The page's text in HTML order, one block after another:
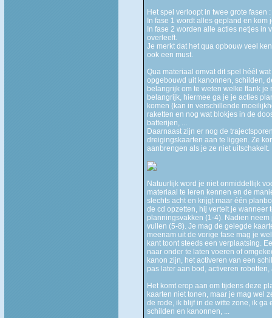
Het spel verloopt in twee grote fasen :
In fase 1 wordt alles gepland en
In fase 2 worden alle acties netjes in
overleeft.
Je merkt dat het qua opbouw veel
ook een must.
Qua materiaal omvat dit spel héél
opgebouwd uit kanonnen, schilden,
belangrijk om te weten welke flank
belangrijk, hiermee ga je je acties
komen (kan in verschillende
raketten en nog wat blokjes in de
batterijen, ...
Daarnaast zijn er nog de
dreigingskaarten aan te liggen. Ze
aanbrengen als je ze niet uitschakelt.
Natuurlijk word je niet onmiddellijk
materiaal te leren kennen en de
slechts acht en krijgt maar één
de cd opzetten, hij vertelt je wanneer
planningsvakken (1-4). Nadien
vullen (5-8). Je mag de gelegde
meenam uit de vorige fase mag je
kant toont steeds een verplaatsing.
naar onder te laten voeren of
kanon zijn, het activeren van een
pas later aan bod, activeren robotten,
Het komt erop aan om tijdens deze
kaarten niet tonen, maar je mag wel
de rode, ik blijf in de witte zone, ik
schilden en kanonnen, ...